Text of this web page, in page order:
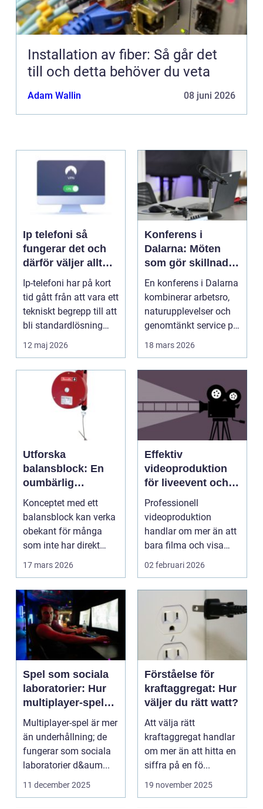
Installation av fiber: Så går det
till och detta behöver du veta
Adam Wallin 08 juni 2026
Ip telefoni så
fungerar det och
därför väljer allt
fler företag att byta
Ip-telefoni har på kort
tid gått från att vara ett
tekniskt begrepp till att
bli standardlösning
för...
12 maj 2026
Konferens i
Dalarna: Möten
som gör skillnad i
hjärtat av sverige
En konferens i Dalarna
kombinerar arbetsro,
naturupplevelser och
genomtänkt service på
et...
18 mars 2026
Utforska
balansblock: En
oumbärlig
komponent i
industrin
Konceptet med ett
balansblock kan verka
obekant för många
som inte har direkt
erfarenhet ...
17 mars 2026
Effektiv
videoproduktion
för liveevent och
företag
Professionell
videoproduktion
handlar om mer än att
bara filma och visa
rörliga bilder. När
02 februari 2026
Spel som sociala
laboratorier: Hur
multiplayer-spel
speglar mänskligt
beteende
Multiplayer-spel är mer
än underhållning; de
fungerar som sociala
laboratorier d&aum...
11 december 2025
Förståelse för
kraftaggregat: Hur
väljer du rätt watt?
Att välja rätt
kraftaggregat handlar
om mer än att hitta en
siffra på en fö...
19 november 2025